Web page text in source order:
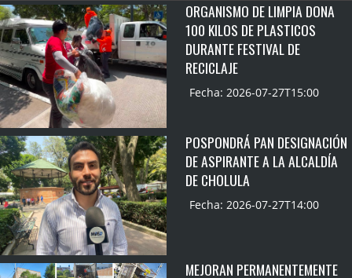
ORGANISMO DE LIMPIA DONA
100 KILOS DE PLASTICOS
DURANTE FESTIVAL DE
RECICLAJE
Fecha: 2026-07-27T15:00
POSPONDRÁ PAN DESIGNACIÓN
DE ASPIRANTE A LA ALCALDÍA
DE CHOLULA
Fecha: 2026-07-27T14:00
MEJORAN PERMANENTEMENTE